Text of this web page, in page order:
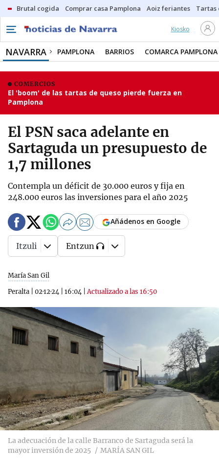
Brutal cogida Comprar casa Pamplona Aoiz feriantes Tartas
Kiosko
NAVARRA PAMPLONA BARRIOS COMARCA PAMPLONA
COMERCIOS
El 'boom' de las tartas de queso pierde fuerza en
Pamplona
El PSN saca adelante en
Sartaguda un presupuesto de
1,7 millones
Contempla un déficit de 30.000 euros y fija en
248.000 euros las inversiones para el año 2025
María San Gil
Peralta
02·12·24 16:04 |Actualizado a las 16:50
Añádenos en Google
Itzuli Entzun
La adecuación de la calle Barranco de Sartaguda será la
mayor inversión de 2025
MARÍA SAN GIL